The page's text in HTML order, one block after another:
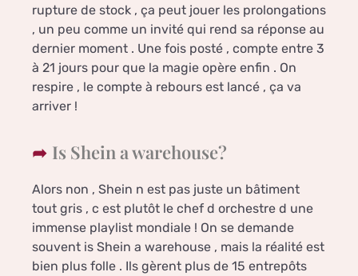
rupture de stock , ça peut jouer les prolongations
, un peu comme un invité qui rend sa réponse au
dernier moment . Une fois posté , compte entre 3
à 21 jours pour que la magie opère enfin . On
respire , le compte à rebours est lancé , ça va
arriver !
Is Shein a warehouse?
Alors non , Shein n est pas juste un bâtiment
tout gris , c est plutôt le chef d orchestre d une
immense playlist mondiale ! On se demande
souvent is Shein a warehouse , mais la réalité est
bien plus folle . Ils gèrent plus de 15 entrepôts